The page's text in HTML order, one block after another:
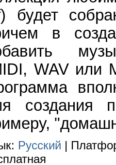
будет
в
WAV или
создания
Русский |